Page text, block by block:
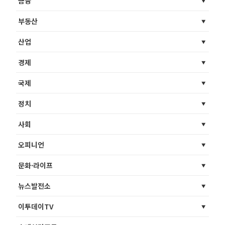
부동산
산업
경제
국제
정치
사회
오피니언
문화·라이프
뉴스발전소
이투데이TV